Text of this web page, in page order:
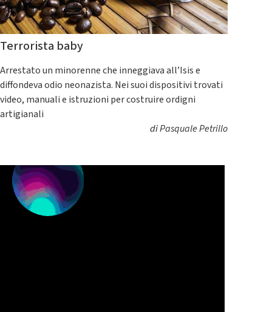
Terrorista baby
Arrestato un minorenne che inneggiava all’Isis e
diffondeva odio neonazista. Nei suoi dispositivi trovati
video, manuali e istruzioni per costruire ordigni
artigianali
diPasquale Petrillo